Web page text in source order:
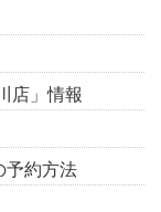
店」情報
予約方法